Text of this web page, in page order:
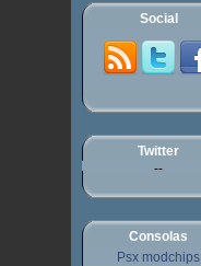
Social
Twitter
--
Consolas
Psx modchips